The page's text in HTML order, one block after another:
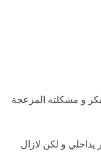
و مشكلته المزعجة
يداخلي و لكن لازال